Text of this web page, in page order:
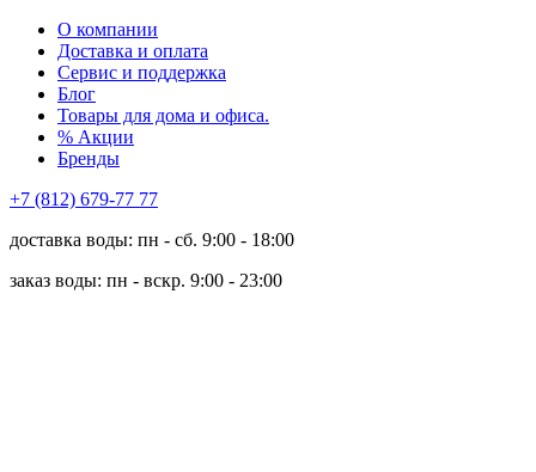
О компании
Доставка и оплата
Сервис и поддержка
Блог
Товары для дома и офиса.
% Акции
Бренды
+7 (812) 679-77 77
доставка воды: пн - сб. 9:00 - 18:00
заказ воды: пн - вскр. 9:00 - 23:00